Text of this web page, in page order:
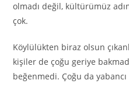
olmadı değil, kültürümüz
çok.
Köylülükten biraz olsun
kişiler de çoğu geriye
beğenmedi. Çoğu da